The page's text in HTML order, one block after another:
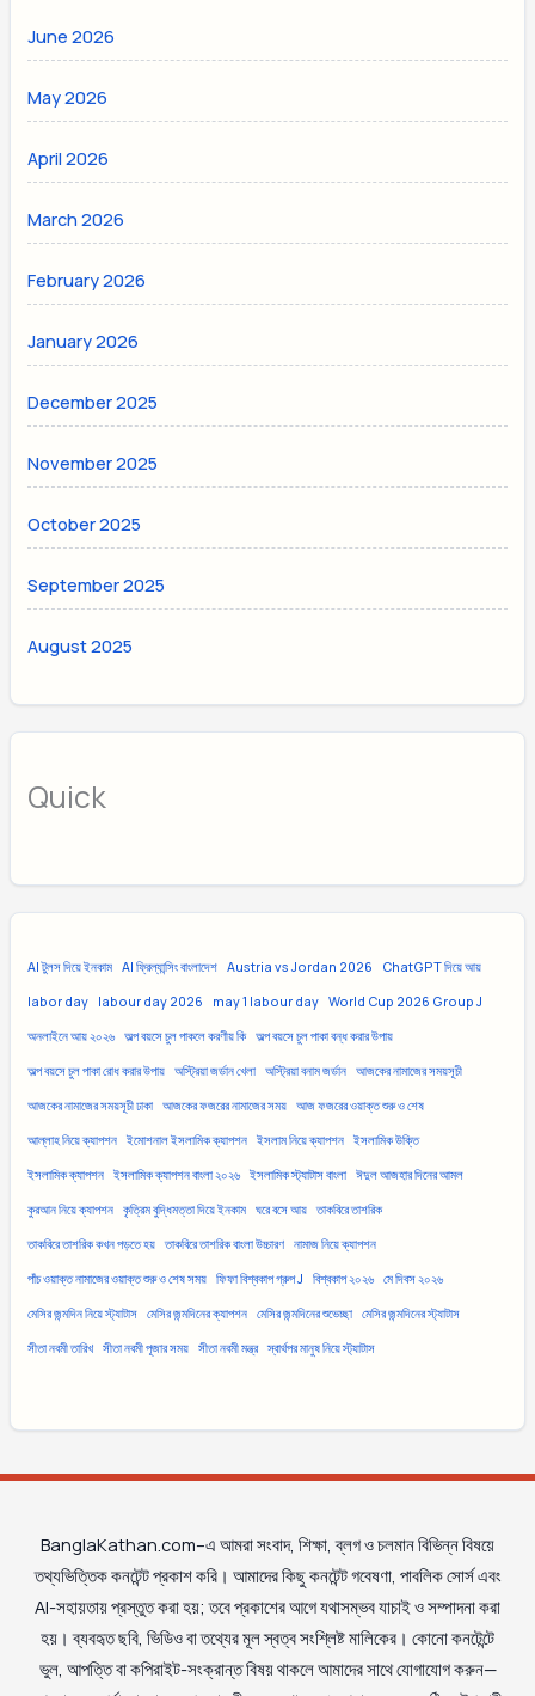
June 2026
May 2026
April 2026
March 2026
February 2026
January 2026
December 2025
November 2025
October 2025
September 2025
August 2025
Quick
AI টুলস দিয়ে ইনকাম AI ফ্রিল্যান্সিং বাংলাদেশ Austria vs Jordan 2026 ChatGPT দিয়ে আয়
labor day labour day 2026 may 1 labour day World Cup 2026 Group J
অনলাইনে আয় ২০২৬ অল্প বয়সে চুল পাকলে করণীয় কি অল্প বয়সে চুল পাকা বন্ধ করার উপায়
অল্প বয়সে চুল পাকা রোধ করার উপায় অস্ট্রিয়া জর্ডান খেলা অস্ট্রিয়া বনাম জর্ডান আজকের নামাজের সময়সূচী
আজকের নামাজের সময়সূচী ঢাকা আজকের ফজরের নামাজের সময় আজ ফজরের ওয়াক্ত শুরু ও শেষ
আল্লাহ নিয়ে ক্যাপশন ইমোশনাল ইসলামিক ক্যাপশন ইসলাম নিয়ে ক্যাপশন ইসলামিক উক্তি
ইসলামিক ক্যাপশন ইসলামিক ক্যাপশন বাংলা ২০২৬ ইসলামিক স্ট্যাটাস বাংলা ঈদুল আজহার দিনের আমল
কুরআন নিয়ে ক্যাপশন কৃত্রিম বুদ্ধিমত্তা দিয়ে ইনকাম ঘরে বসে আয় তাকবিরে তাশরিক
তাকবিরে তাশরিক কখন পড়তে হয় তাকবিরে তাশরিক বাংলা উচ্চারণ নামাজ নিয়ে ক্যাপশন
পাঁচ ওয়াক্ত নামাজের ওয়াক্ত শুরু ও শেষ সময় ফিফা বিশ্বকাপ গ্রুপ J বিশ্বকাপ ২০২৬ মে দিবস ২০২৬
মেসির জন্মদিন নিয়ে স্ট্যাটাস মেসির জন্মদিনের ক্যাপশন মেসির জন্মদিনের শুভেচ্ছা মেসির জন্মদিনের স্ট্যাটাস
সীতা নবমী তারিখ সীতা নবমী পূজার সময় সীতা নবমী মন্ত্র স্বার্থপর মানুষ নিয়ে স্ট্যাটাস
BanglaKathan.com–এ আমরা সংবাদ, শিক্ষা, ব্লগ ও চলমান বিভিন্ন বিষয়ে
তথ্যভিত্তিক কনটেন্ট প্রকাশ করি। আমাদের কিছু কনটেন্ট গবেষণা, পাবলিক সোর্স এবং
AI-সহায়তায় প্রস্তুত করা হয়; তবে প্রকাশের আগে যথাসম্ভব যাচাই ও সম্পাদনা করা
হয়। ব্যবহৃত ছবি, ভিডিও বা তথ্যের মূল স্বত্ব সংশ্লিষ্ট মালিকের। কোনো কনটেন্টে
ভুল, আপত্তি বা কপিরাইট-সংক্রান্ত বিষয় থাকলে আমাদের সাথে যোগাযোগ করুন—